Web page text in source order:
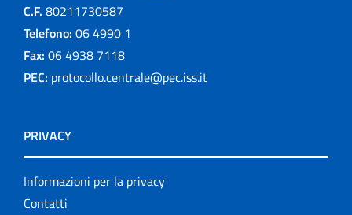
C.F. 80211730587
Telefono: 06 4990 1
Fax: 06 4938 7118
PEC: protocollo.centrale@pec.iss.it
PRIVACY
Informazioni per la privacy
Contatti